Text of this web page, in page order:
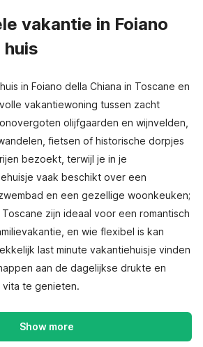
vakantie in Foiano
huis
in Foiano della Chiana in Toscane en
vakantiewoning tussen zacht
olijfgaarden en wijnvelden,
fietsen of historische dorpjes
bezoekt, terwijl je in je
vaak beschikt over een
en een gezellige woonkeuken;
zijn ideaal voor een romantisch
en wie flexibel is kan
last minute vakantiehuisje vinden
aan de dagelijkse drukte en
vita te genieten.
Show more